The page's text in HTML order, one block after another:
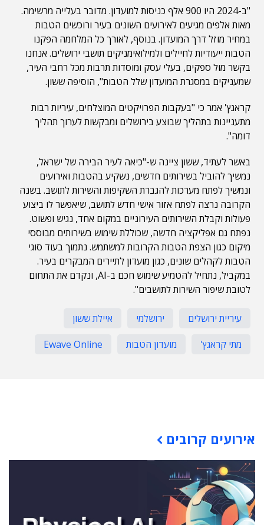
"ב-2024 היו 900 אלף כניסות למועדון. מדובר בעלייה מרשימה.
מאות אלפים מגיעים לאירועים השונים בעיר ורוכשים הטבות
במחיר מוזל דרך המועדון. בנוסף, לאורך כל המלחמה הפקנו
הטבות ייעודיות לחיילים ולמילואימניקים תושבי ירושלים. אנחנו
בקשר מול ספקים, בעלי עסק ומוסדות תרבות מכל רחבי העיר,
שמעניקים במסגרת המועדון שלל הטבות", הוסיפה ששון.
קראגץ' אמר כי "בעקבות הפרויקטים המוצלחים, עיריות רבות
מתעניינות בתהליך שבוצע בירושלים ומבקשות לערוך תהליך
דומה".
באשר לעתיד, ששון ציינה ש-"כיאה לעיר הבירה של ישראל,
נמשיך להוביל בשירותים חדשים, נשקיע בהטבות ואירועים
ונמשיך לפתח מערכות להגברת השקיפות והשירות לתושב. בשנה
הקרובה נרצה לפתח אזור אישי חדש לתושב, שיאפשר לו ביצוע
פעולות וקבלת השירותים העירוניים במקום אחד, נגיש ופשוט.
נפתח גם אפליקציה חדשה, שכוללת שימוש בשירותים מבוססי
מיקום כגון הצפת הטבות הקרובות למשתמש. נתמוך בעוד סוגי
הטבות לקהלים שונים, כגון מועדון לתיירים המבקרים בעיר.
במקביל, נתחיל להטמיע שימוש חכם ב-AI, ונקדם את התחום
לטובת שיפור השירות לתושבים".
עיריית ירושלים ירושלמי
איילת ששון
מתי קראגץ'
מועדון הטבות Ewave Online
אירועים קרובים